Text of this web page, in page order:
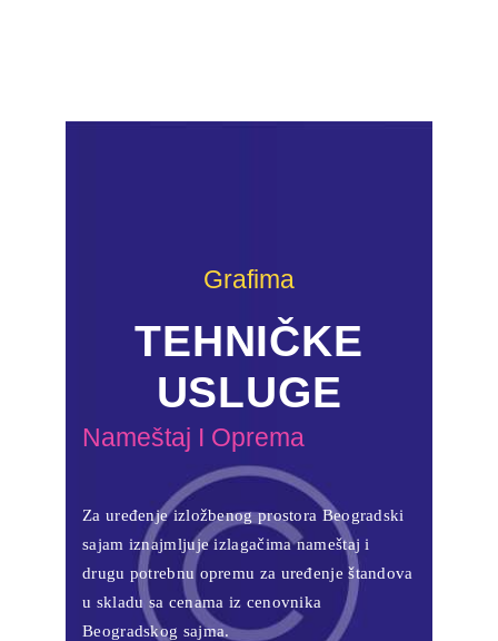
Grafima
TEHNIČKE
USLUGE
Nameštaj I Oprema
Za uređenje izložbenog prostora Beogradski
sajam iznajmljuje izlagačima nameštaj i
drugu potrebnu opremu za uređenje štandova
u skladu sa cenama iz cenovnika
Beogradskog sajma.